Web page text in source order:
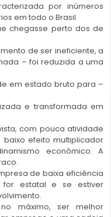
por inúmeros
em todo o Brasil.
chegasse perto dos de
de ser ineficiente, a
– foi reduzida a uma
em estado bruto para –
e transformada em
com pouca atividade
efeito multiplicador
econômico. A
de baixa eficiência
estatal e se estiver
máximo, ser melhor